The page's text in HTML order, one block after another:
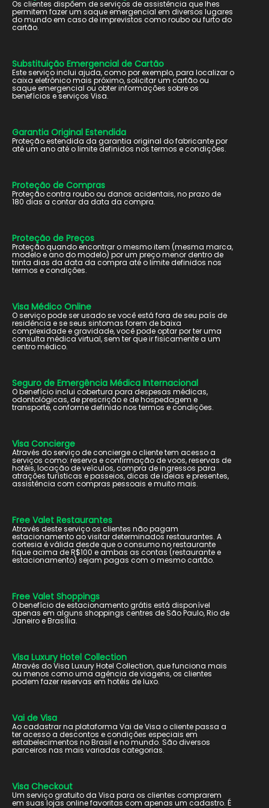
Os clientes dispõem de serviços de assistência que lhes
permitem fazer um saque emergencial em diversos lugares
do mundo em caso de imprevistos como roubo ou furto do
cartão.
Substituição Emergencial de Cartão
Este serviço inclui ajuda, como por exemplo, para localizar o
caixa eletrônico mais próximo, solicitar um cartão ou
saque emergencial ou obter informações sobre os
benefícios e serviços Visa.
Garantia Original Estendida
Proteção estendida da garantia original do fabricante por
até um ano até o limite definidos nos termos e condições.
Proteção de Compras
Proteção contra roubo ou danos acidentais, no prazo de
180 dias a contar da data da compra.
Proteção de Preços
Proteção quando encontrar o mesmo item (mesma marca,
modelo e ano do modelo) por um preço menor dentro de
trinta dias da data da compra até o limite definidos nos
termos e condições.
Visa Médico Online
O serviço pode ser usado se você está fora de seu país de
residência e se seus sintomas forem de baixa
complexidade e gravidade, você pode optar por ter uma
consulta médica virtual, sem ter que ir fisicamente a um
centro médico.
Seguro de Emergência Médica Internacional
O benefício inclui cobertura para despesas médicas,
odontológicas, de prescrição e de hospedagem e
transporte, conforme definido nos termos e condições.
Visa Concierge
Através do serviço de concierge o cliente tem acesso a
serviços como: reserva e confirmação de voos, reservas de
hotéis, locação de veículos, compra de ingressos para
atrações turísticas e passeios, dicas de ideias e presentes,
assistência com compras pessoais e muito mais.
Free Valet Restaurantes
Através deste serviço os clientes não pagam
estacionamento ao visitar determinados restaurantes. A
cortesia é válida desde que o consumo no restaurante
fique acima de R$100 e ambas as contas (restaurante e
estacionamento) sejam pagas com o mesmo cartão.
Free Valet Shoppings
O benefício de estacionamento grátis está disponível
apenas em alguns shoppings centres de São Paulo, Rio de
Janeiro e Brasília.
Visa Luxury Hotel Collection
Através do Visa Luxury Hotel Collection, que funciona mais
ou menos como uma agência de viagens, os clientes
podem fazer reservas em hotéis de luxo.
Vai de Visa
Ao cadastrar na plataforma Vai de Visa o cliente passa a
ter acesso a descontos e condições especiais em
estabelecimentos no Brasil e no mundo. São diversos
parceiros nas mais variadas categorias.
Visa Checkout
Um serviço gratuito da Visa para os clientes comprarem
em suas lojas online favoritas com apenas um cadastro. É